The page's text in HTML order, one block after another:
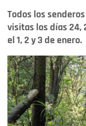
Todos los
visitas los días 24,
el 1, 2 y 3 de enero.